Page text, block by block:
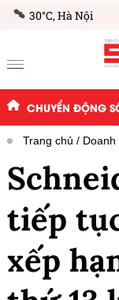
30°C,Hà Nội
CHUYỂN ĐỘNG
Trang chủ Doanh
tiếp
xếp